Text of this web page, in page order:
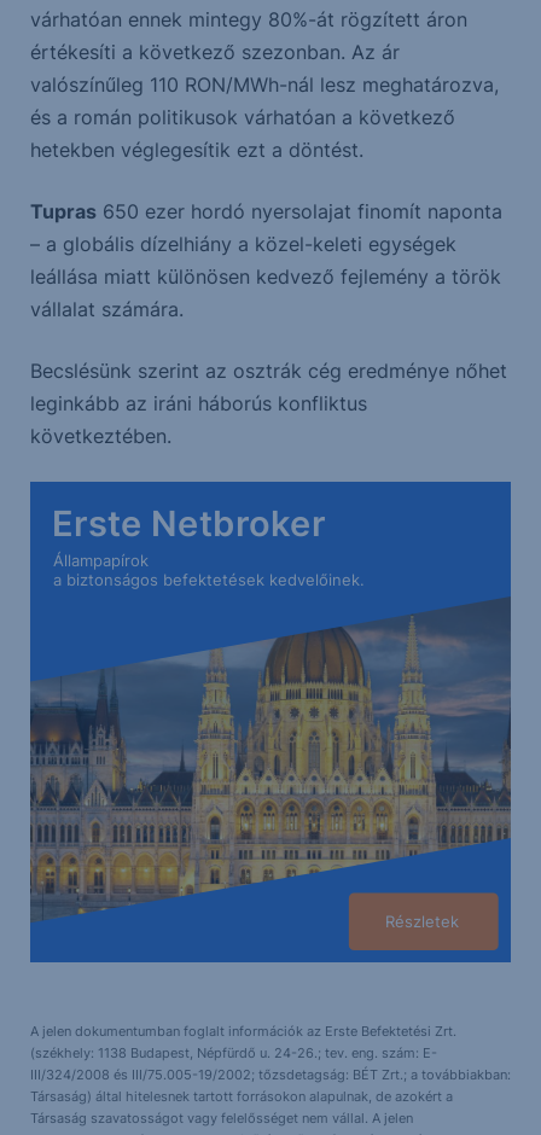
várhatóan ennek mintegy 80%-át rögzített áron
értékesíti a következő szezonban. Az ár
valószínűleg 110 RON/MWh-nál lesz meghatározva,
és a román politikusok várhatóan a következő
hetekben véglegesítik ezt a döntést.
Tupras650 ezer hordó nyersolajat finomít naponta
– a globális dízelhiány a közel-keleti egységek
leállása miatt különösen kedvező fejlemény a török
vállalat számára.
Becslésünk szerint az osztrák cég eredménye nőhet
leginkább az iráni háborús konfliktus
következtében.
Erste Netbroker
Állampapírok
a biztonságos befektetések kedvelőinek.
Részletek
A jelen dokumentumban foglalt információk az Erste Befektetési Zrt.
(székhely: 1138 Budapest, Népfürdő u. 24-26.; tev. eng. szám: E-
III/324/2008 és III/75.005-19/2002; tőzsdetagság: BÉT Zrt.; a továbbiakban:
Társaság) által hitelesnek tartott forrásokon alapulnak, de azokért a
Társaság szavatosságot vagy felelősséget nem vállal. A jelen